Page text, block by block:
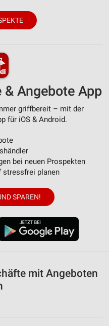
Angebote App
griffbereit – mit der
für iOS & Android.
bei neuen Prospekten
stressfrei planen
SPAREN!
mit Angeboten